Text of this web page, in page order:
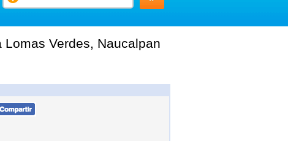
Verdes, Naucalpan